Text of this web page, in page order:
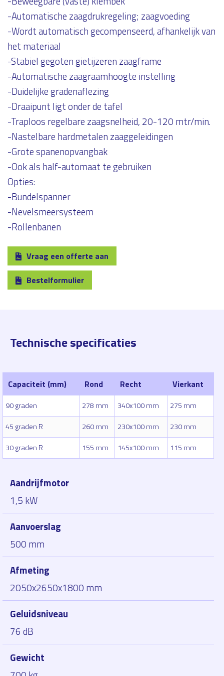
-Automatische zaagdrukregeling; zaagvoeding
-Wordt automatisch gecompenseerd, afhankelijk van
het materiaal
-Stabiel gegoten gietijzeren zaagframe
-Automatische zaagraamhoogte instelling
-Duidelijke gradenaflezing
-Draaipunt ligt onder de tafel
-Traploos regelbare zaagsnelheid, 20-120 mtr/min.
-Nastelbare hardmetalen zaaggeleidingen
-Grote spanenopvangbak
-Ook als half-automaat te gebruiken
Opties:
-Bundelspanner
-Nevelsmeersysteem
-Rollenbanen
Vraag een offerte aan
Bestelformulier
Technische specificaties
Capaciteit (mm) Rond Recht Vierkant
90 graden 278 mm 340x100 mm
275 mm
45 graden R
260 mm 230x100 mm
230 mm
30 graden R
155 mm 145x100 mm 115 mm
Aandrijfmotor
1,5 kW
Aanvoerslag
500 mm
Afmeting
2050x2650x1800 mm
Geluidsniveau
76 dB
Gewicht